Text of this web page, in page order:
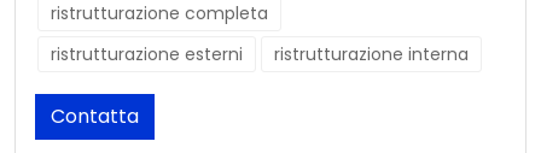
ristrutturazione completa
ristrutturazione esterni
ristrutturazione interna
Contatta